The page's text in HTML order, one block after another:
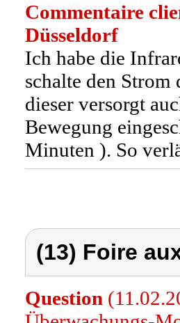
Commentaire
Düsseldorf
Ich habe die
schalte den
dieser versorgt
Bewegung
Minuten ). So
(13) Foire
Question